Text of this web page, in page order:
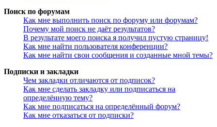
Поиск по форумам
Как мне выполнить поиск по форуму или форумам?
Почему мой поиск не даёт результатов?
В результате моего поиска я получил пустую страницу!
Как мне найти пользователя конференции?
Как мне найти свои сообщения и созданные мной темы?
Подписки и закладки
Чем закладки отличаются от подписок?
Как мне сделать закладку или подписаться на
определённую тему?
Как мне подписаться на определённый форум?
Как мне отказаться от подписки?